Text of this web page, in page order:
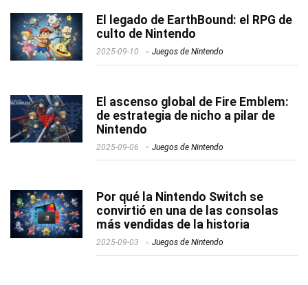
El legado de EarthBound: el RPG de
culto de Nintendo
2025-09-10 Juegos de Nintendo
El ascenso global de Fire Emblem:
de estrategia de nicho a pilar de
Nintendo
2025-09-06 Juegos de Nintendo
Por qué la Nintendo Switch se
convirtió en una de las consolas
más vendidas de la historia
2025-09-03 Juegos de Nintendo